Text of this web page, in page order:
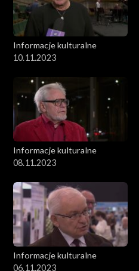
Informacje kulturalne
10.11.2023
Informacje kulturalne
08.11.2023
Informacje kulturalne
06.11.2023